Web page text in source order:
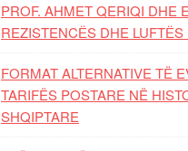
PROF. AHMET QERIQI DHE
REZISTENCЁS DHE LUFTЁS
FORMAT ALTERNATIVE TË
TARIFËS POSTARE NË
SHQIPTARE